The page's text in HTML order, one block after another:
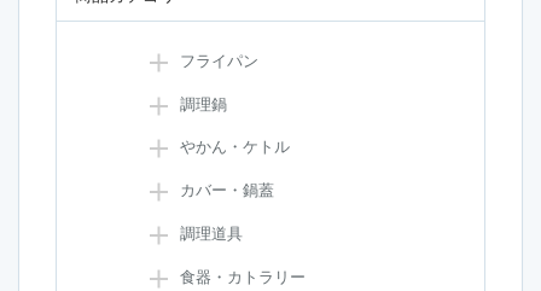
フライパン
調理鍋
やかん・ケトル
カバー・鍋蓋
調理道具
食器・カトラリー